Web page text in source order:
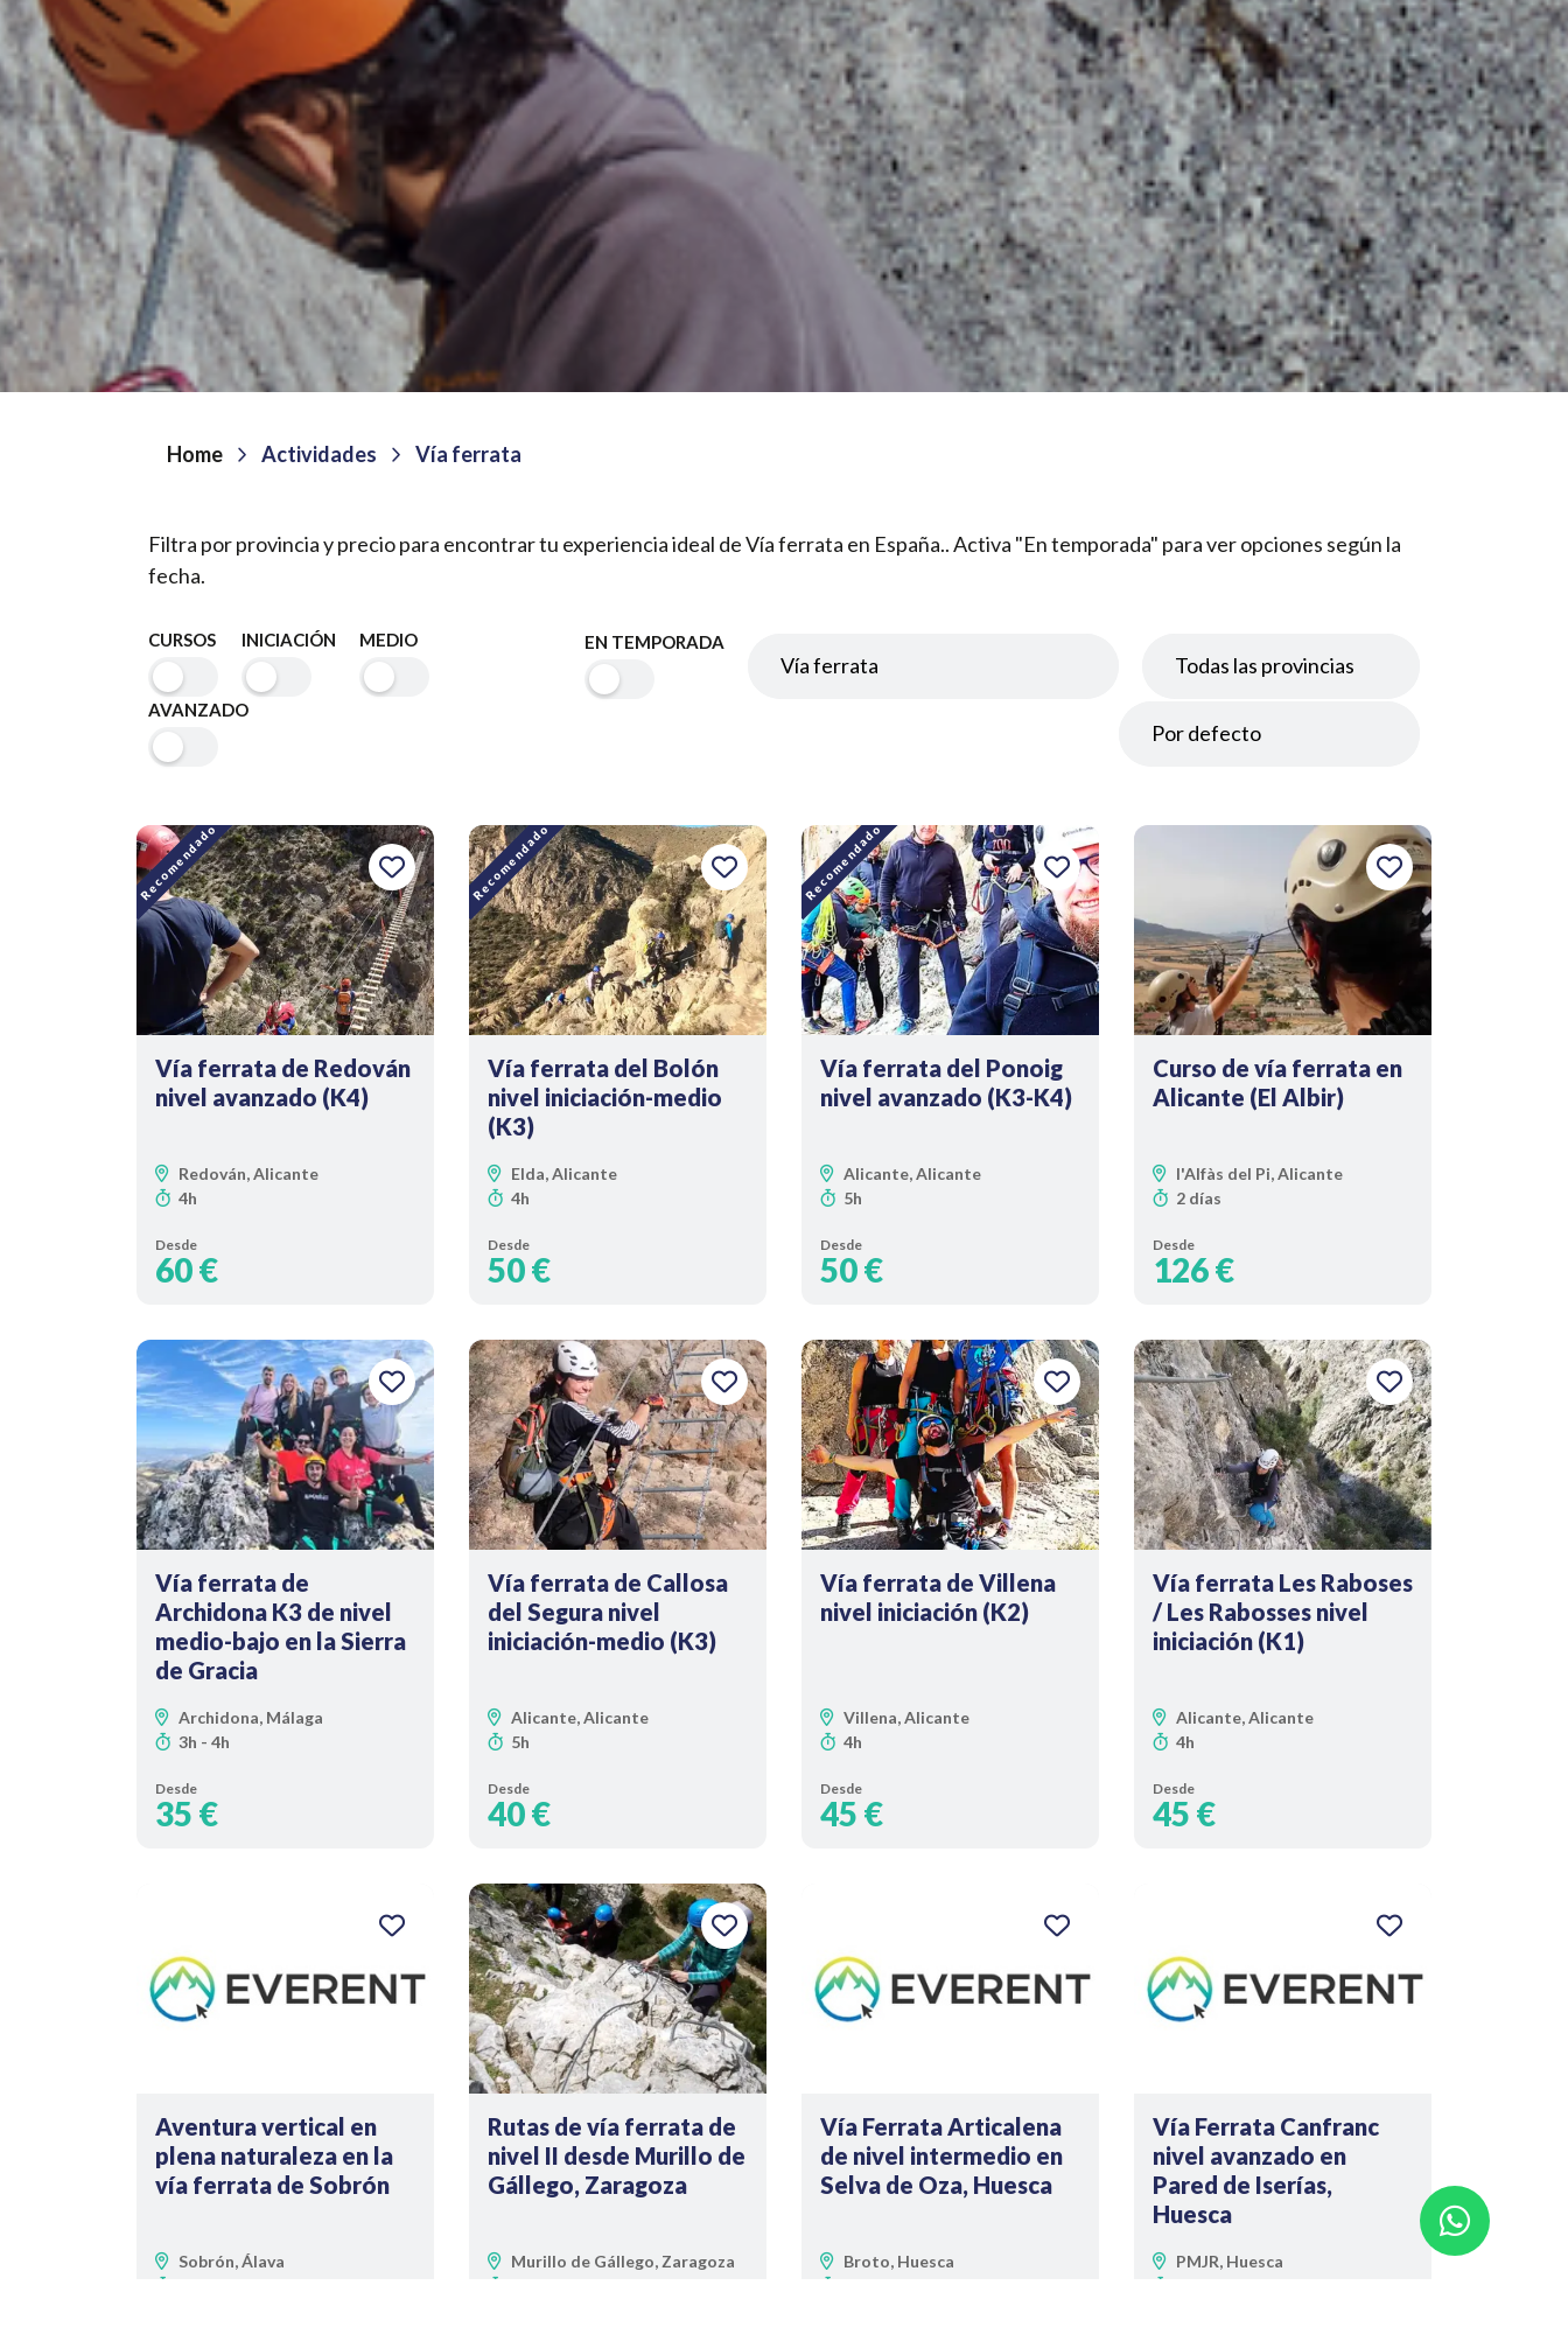
Home Actividades Vía ferrata
Filtra por provincia y precio para encontrar tu experiencia ideal de Vía ferrata en España.. Activa "En temporada" para ver opciones según la
fecha.
CURSOS INICIACIÓN MEDIO
AVANZADO
EN TEMPORADA
Recomendado
Vía ferrata de Redován
nivel avanzado (K4)
Redován, Alicante
4h
Desde
60 €
Recomendado
Vía ferrata del Bolón
nivel iniciación-medio
(K3)
Elda, Alicante
4h
Desde
50 €
Recomendado
Vía ferrata del Ponoig
nivel avanzado (K3-K4)
Alicante, Alicante
5h
Desde
50 €
Curso de vía ferrata en
Alicante (El Albir)
l'Alfàs del Pi, Alicante
2 días
Desde
126 €
Vía ferrata de
Archidona K3 de nivel
medio-bajo en la Sierra
de Gracia
Archidona, Málaga
3h - 4h
Desde
35 €
Vía ferrata de Callosa
del Segura nivel
iniciación-medio (K3)
Alicante, Alicante
5h
Desde
40 €
Vía ferrata de Villena
nivel iniciación (K2)
Villena, Alicante
4h
Desde
45 €
Vía ferrata Les Raboses
/ Les Rabosses nivel
iniciación (K1)
Alicante, Alicante
4h
Desde
45 €
Aventura vertical en
plena naturaleza en la
vía ferrata de Sobrón
Sobrón, Álava
Rutas de vía ferrata de
nivel II desde Murillo de
Gállego, Zaragoza
Murillo de Gállego, Zaragoza
Vía Ferrata Articalena
de nivel intermedio en
Selva de Oza, Huesca
Broto, Huesca
Vía Ferrata Canfranc
nivel avanzado en
Pared de Iserías,
Huesca
PMJR, Huesca